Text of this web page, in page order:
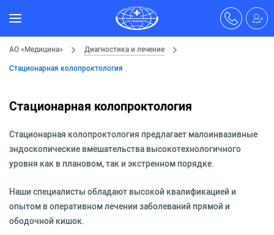
АО «Медицина» Диагностика и лечение
Стационарная колопроктология
Стационарная колопроктология
Стационарная колопроктология предлагает малоинвазивные
эндоскопические вмешательства высокотехнологичного
уровня как в плановом, так и экстренном порядке.
Наши специалисты обладают высокой квалификацией и
опытом в оперативном лечении заболеваний прямой и
ободочной кишок.